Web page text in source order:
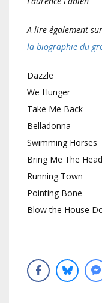
A lire également
la biographie du
Dazzle
We Hunger
Take Me Back
Belladonna
Swimming Horses
Bring Me The
Running Town
Pointing Bone
Blow the House